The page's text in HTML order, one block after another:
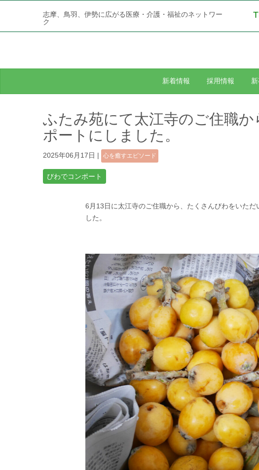
志摩、鳥羽、伊勢に広がる医療・介護・福祉のネットワー
ク
新着情報 採用情報
ふたみ苑にて太江寺のご住職
ポートにしました。
2025年06月17日 心を癒すエピソード
びわでコンポート
6月13日に太江寺のご住職から、たくさんびわをいた
した。